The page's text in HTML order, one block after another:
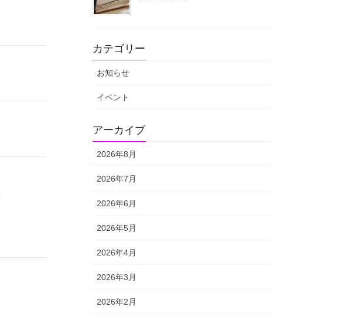
カテゴリー
お知らせ
イベント
アーカイブ
2026年8月
2026年7月
2026年6月
2026年5月
2026年4月
2026年3月
2026年2月